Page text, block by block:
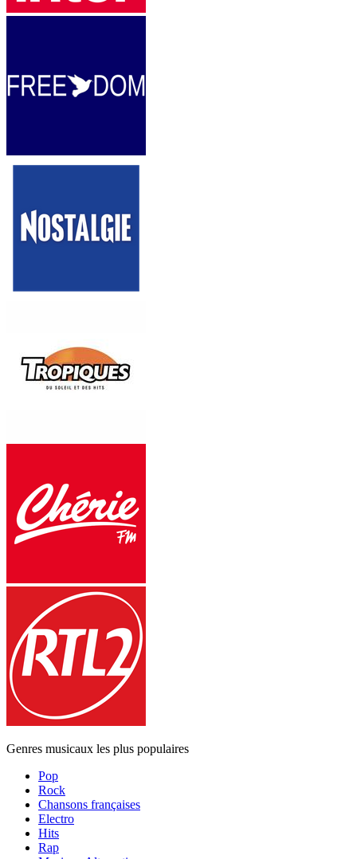
Genres musicaux les plus populaires
Pop
Rock
Chansons françaises
Electro
Hits
Rap